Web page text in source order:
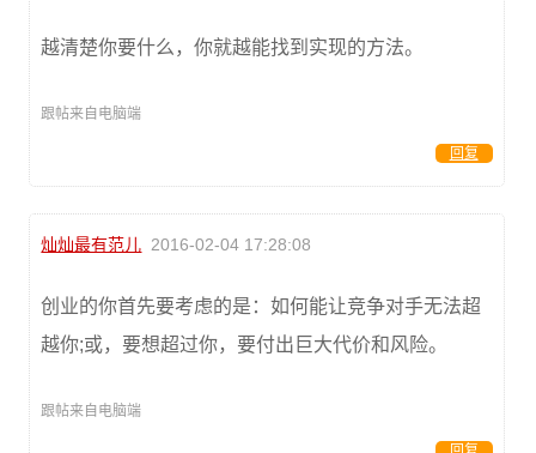
越清楚你要什么，你就越能找到实现的方法。
跟帖来自电脑端
回复
灿灿最有范儿 2016-02-04 17:28:08
创业的你首先要考虑的是：如何能让竞争对手无法超
越你;或，要想超过你，要付出巨大代价和风险。
跟帖来自电脑端